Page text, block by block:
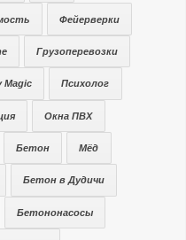
Фейерверки
Грузоперевозки
Magic Психолог
Окна ПВХ
Бетон Мёд
Бетон в Дудичи
Бетононасосы